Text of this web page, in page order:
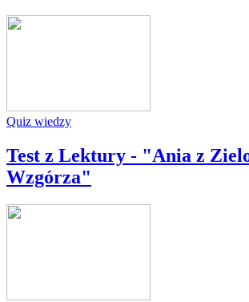
Quiz wiedzy
Test z Lektury - "Ania z
Wzgórza"